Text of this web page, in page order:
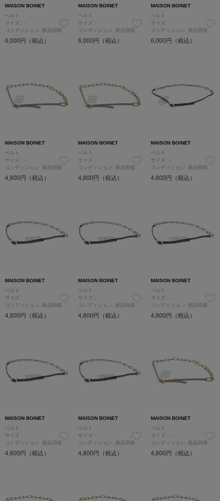
MAISON BOINET
ベルト
サイズ：-
コンディション: 新品同様
6,000円（税込）
MAISON BOINET
ベルト
サイズ：-
コンディション: 新品同様
6,000円（税込）
MAISON BOINET
ベルト
サイズ：-
コンディション: 新品同様
6,000円（税込）
MAISON BOINET
ベルト
サイズ：-
コンディション: 新品同様
4,800円（税込）
MAISON BOINET
ベルト
サイズ：-
コンディション: 新品同様
4,800円（税込）
MAISON BOINET
ベルト
サイズ：-
コンディション: 新品同様
4,800円（税込）
MAISON BOINET
ベルト
サイズ：-
コンディション: 新品同様
4,800円（税込）
MAISON BOINET
ベルト
サイズ：-
コンディション: 新品同様
4,800円（税込）
MAISON BOINET
ベルト
サイズ：-
コンディション: 新品同様
4,800円（税込）
MAISON BOINET
ベルト
サイズ：-
コンディション: 新品同様
4,800円（税込）
MAISON BOINET
ベルト
サイズ：-
コンディション: 新品同様
4,800円（税込）
MAISON BOINET
ベルト
サイズ：-
コンディション: 新品同様
4,800円（税込）